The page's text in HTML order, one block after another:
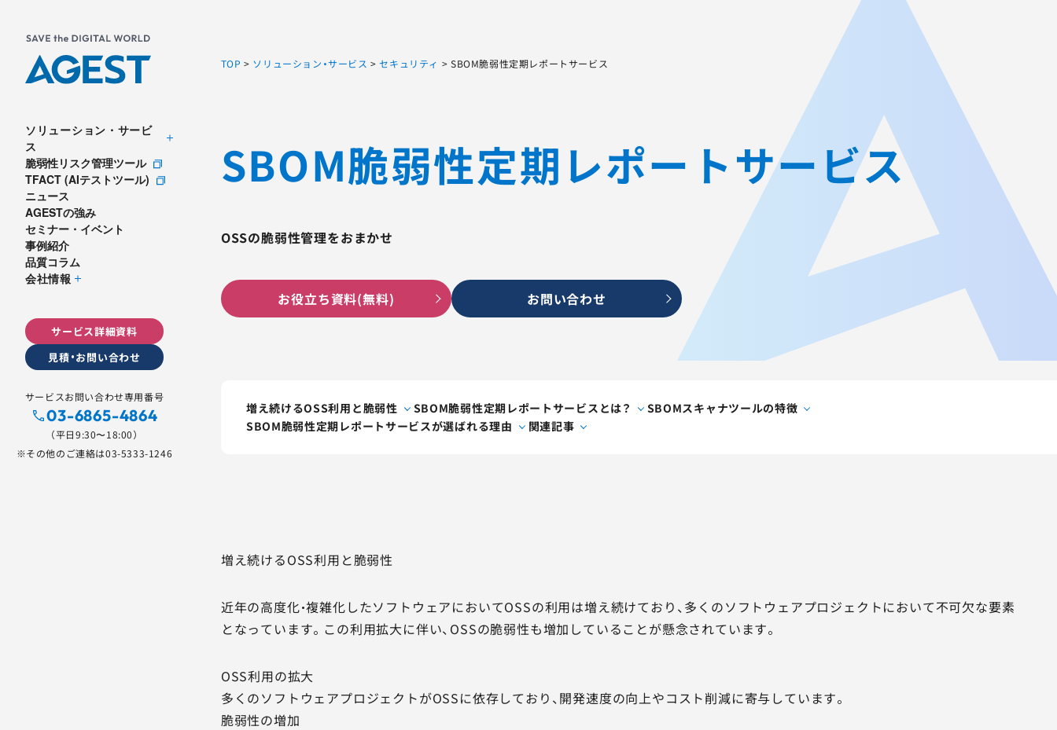
ソリューション・サービ
ス
脆弱性リスク管理ツール
TFACT (AIテストツール)
ニュース
AGESTの強み
セミナー・イベント
事例紹介
品質コラム
会社情報
サービス詳細資料
見積・お問い合わせ
サービスお問い合わせ専用番号
03-6865-4864
（平日9:30〜18:00）
※その他のご連絡は03-5333-1246
TOP > ソリューション・サービス >セキュリティ > SBOM脆弱性定期レポートサービス
SBOM脆弱性定期レポートサービス
OSSの脆弱性管理をおまかせ
お役立ち資料(無料) お問い合わせ
増え続けるOSS利用と脆弱性 SBOM脆弱性定期レポートサービスとは？
SBOMスキャナツールの特徴
SBOM脆弱性定期レポートサービスが選ばれる理由
関連記事
増え続けるOSS利用と脆弱性
近年の高度化・複雑化したソフトウェアにおいてOSSの利用は増え続けており、多くのソフトウェアプロジェクトにおいて不可欠な要素
となっています。この利用拡大に伴い、OSSの脆弱性も増加していることが懸念されています。
OSS利用の拡大
多くのソフトウェアプロジェクトがOSSに依存しており、開発速度の向上やコスト削減に寄与しています。
脆弱性の増加